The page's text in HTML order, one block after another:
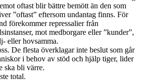
oftast blir bättre bemött än den som
”oftast” eftersom undantag finns. För
förekommer repressalier från
mot medborgare eller ”kunder”,
eller hovsamma.
De flesta överklagar inte beslut som går
i behov av stöd och hjälp tiger, lider
ska bli värre.
total.